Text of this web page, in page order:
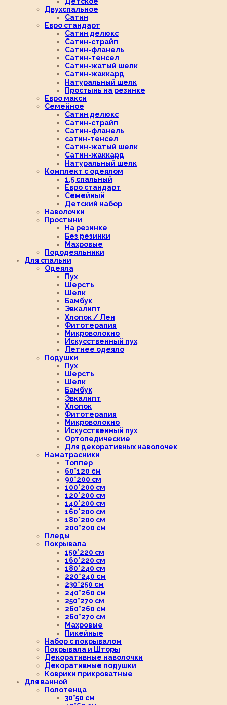
Двухспальное
Сатин
Евро стандарт
Сатин делюкс
Сатин-страйп
Сатин-фланель
Сатин-тенсел
Сатин-жатый шелк
Сатин-жаккард
Натуральный шелк
Простынь на резинке
Евро макси
Семейное
Сатин делюкс
Сатин-страйп
Сатин-фланель
сатин-тенсел
Сатин-жатый шелк
Сатин-жаккард
Натуральный шелк
Комплект с одеялом
1,5 спальный
Евро стандарт
Семейный
Детский набор
Наволочки
Простыни
На резинке
Без резинки
Махровые
Пододеяльники
Для спальни
Одеяла
Пух
Шерсть
Шелк
Бамбук
Эвкалипт
Хлопок / Лен
Фитотерапия
Микроволокно
Искусственный пух
Летнее одеяло
Подушки
Пух
Шерсть
Шелк
Бамбук
Эвкалипт
Хлопок
Фитотерапия
Микроволокно
Искусственный пух
Ортопедические
Для декоративных наволочек
Наматрасники
Топпер
60*120 см
90*200 см
100*200 см
120*200 см
140*200 см
160*200 см
180*200 см
200*200 см
Пледы
Покрывала
150*220 см
160*220 см
180*240 см
220*240 см
230*250 см
240*260 см
250*270 см
260*260 см
260*270 см
Махровые
Пикейные
Набор с покрывалом
Покрывала и Шторы
Декоративные наволочки
Декоративные подушки
Коврики прикроватные
Для ванной
Полотенца
30*50 см